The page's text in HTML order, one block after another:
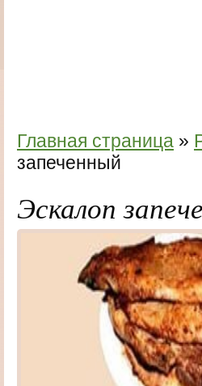
Главная страница »
запеченный
Эскалоп